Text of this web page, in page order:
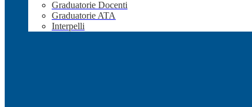
Graduatorie Docenti
Graduatorie ATA
Interpelli